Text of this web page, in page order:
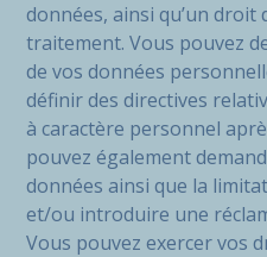
données, ainsi qu’un droit
traitement. Vous pouvez
de vos données
définir des directives
à caractère personnel
pouvez également
données ainsi que la
et/ou introduire une
Vous pouvez exercer vos